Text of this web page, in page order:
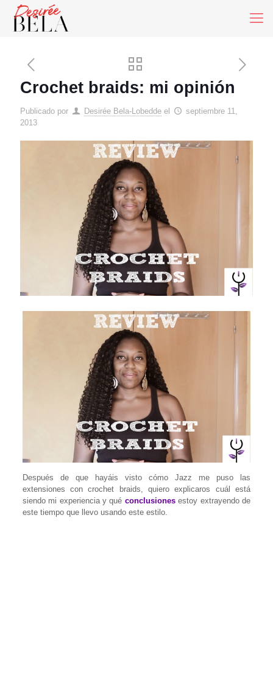
Crochet braids: mi opinión
Publicado por Desirée Bela-Lobedde el
septiembre 11,
2013
Después de que hayáis visto cómo Jazz me puso las
extensiones con crochet braids, quiero explicaros cuál está
siendo mi experiencia y qué conclusionesestoy extrayendo de
este tiempo que llevo usando este estilo.